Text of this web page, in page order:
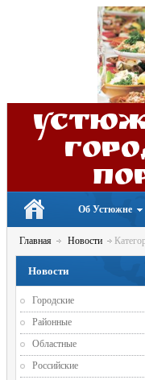
Об Устюжне
Главная Новости
Новости
Городские
Районные
Областные
Российские